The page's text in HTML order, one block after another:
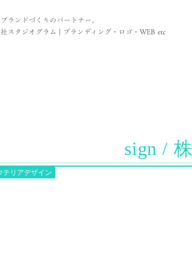
ランドづくりのパートナー。
スタジオグラム | ブランディング・ロゴ・WEB etc
sign /
テリアデザイン